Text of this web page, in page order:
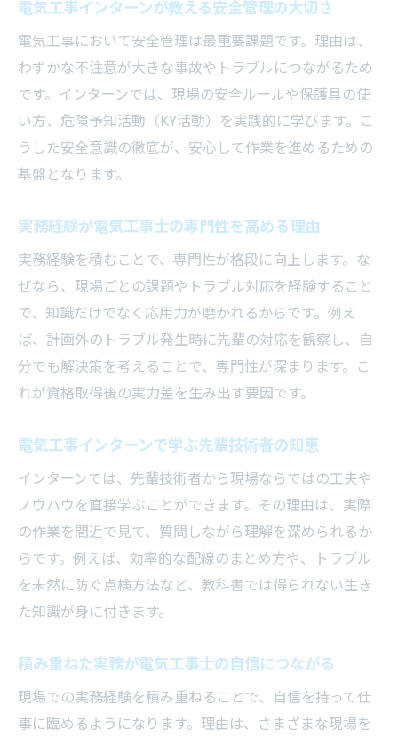
電気工事インターンが教える安全管理の大切さ
電気工事において安全管理は最重要課題です。理由は、
わずかな不注意が大きな事故やトラブルにつながるため
です。インターンでは、現場の安全ルールや保護具の使
い方、危険予知活動（KY活動）を実践的に学びます。こ
うした安全意識の徹底が、安心して作業を進めるための
基盤となります。
実務経験が電気工事士の専門性を高める理由
実務経験を積むことで、専門性が格段に向上します。な
ぜなら、現場ごとの課題やトラブル対応を経験すること
で、知識だけでなく応用力が磨かれるからです。例え
ば、計画外のトラブル発生時に先輩の対応を観察し、自
分でも解決策を考えることで、専門性が深まります。こ
れが資格取得後の実力差を生み出す要因です。
電気工事インターンで学ぶ先輩技術者の知恵
インターンでは、先輩技術者から現場ならではの工夫や
ノウハウを直接学ぶことができます。その理由は、実際
の作業を間近で見て、質問しながら理解を深められるか
らです。例えば、効率的な配線のまとめ方や、トラブル
を未然に防ぐ点検方法など、教科書では得られない生き
た知識が身に付きます。
積み重ねた実務が電気工事士の自信につながる
現場での実務経験を積み重ねることで、自信を持って仕
事に臨めるようになります。理由は、さまざまな現場を